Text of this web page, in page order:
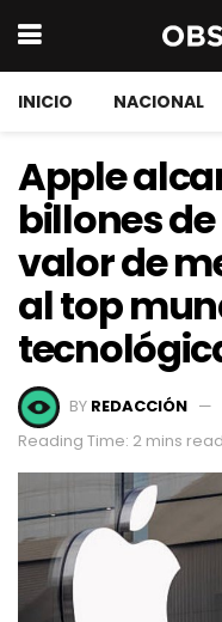
INICIO NACIONAL
Apple
billones
valor de
al top
BY REDACCIÓN
Reading Time: 2 mins read